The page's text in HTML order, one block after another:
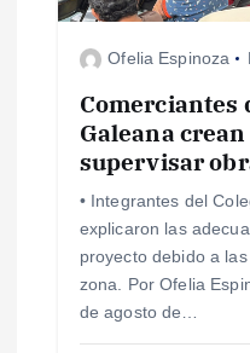
Ofelia Espinoza
Comerciantes
Galeana
supervisar
• Integrantes del
explicaron las
proyecto debido a
zona. Por Ofelia
de agosto de…